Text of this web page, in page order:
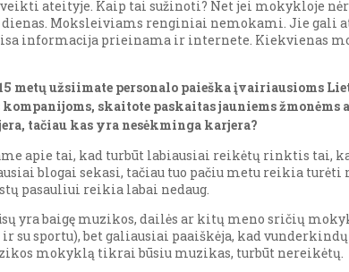
ateityje. Kaip tai sužinoti? Net jei mokykloje
Moksleiviams renginiai nemokami. Jie gali
informacija prieinama ir internete. Kiekvienas
metų užsiimate personalo paieška įvairiausioms
skaitote paskaitas jauniems žmonėms
tačiau kas yra nesėkminga karjera?
apie tai, kad turbūt labiausiai reikėtų rinktis tai,
blogai sekasi, tačiau tuo pačiu metu reikia
pasauliui reikia labai nedaug.
yra baigę muzikos, dailės ar kitų meno sričių
su sportu), bet galiausiai paaiškėja, kad
mokyklą tikrai būsiu muzikas, turbūt nereikėtų.